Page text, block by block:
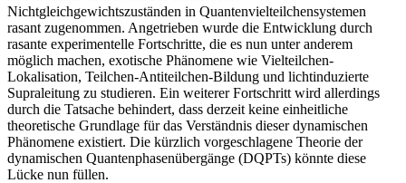
Nichtgleichgewichtszuständen in Quantenvielteilchensystemen
rasant zugenommen. Angetrieben wurde die Entwicklung durch
rasante experimentelle Fortschritte, die es nun unter anderem
möglich machen, exotische Phänomene wie Vielteilchen-
Lokalisation, Teilchen-Antiteilchen-Bildung und lichtinduzierte
Supraleitung zu studieren. Ein weiterer Fortschritt wird allerdings
durch die Tatsache behindert, dass derzeit keine einheitliche
theoretische Grundlage für das Verständnis dieser dynamischen
Phänomene existiert. Die kürzlich vorgeschlagene Theorie der
dynamischen Quantenphasenübergänge (DQPTs) könnte diese
Lücke nun füllen.